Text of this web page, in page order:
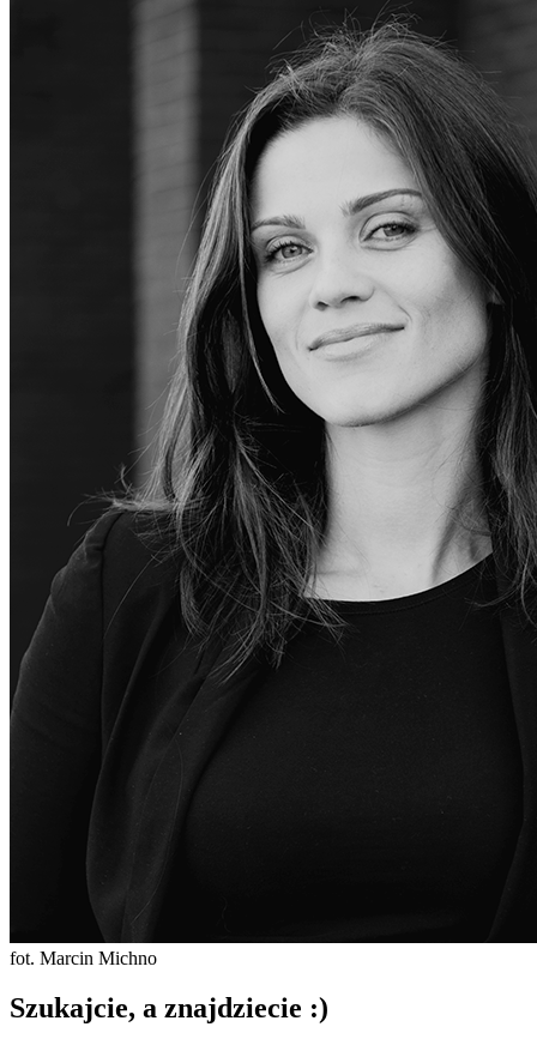
fot. Marcin Michno
Szukajcie, a znajdziecie :)